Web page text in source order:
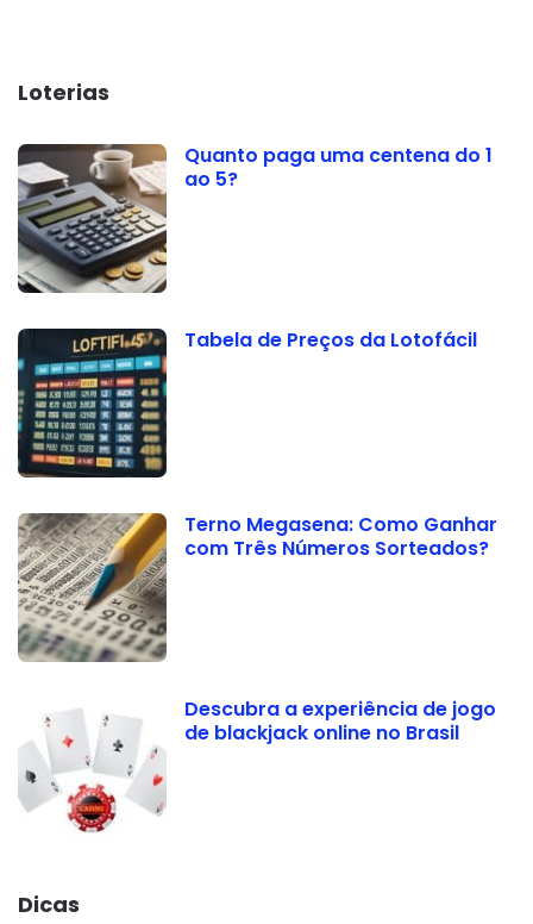
Loterias
Quanto paga uma centena do 1
ao 5?
Tabela de Preços da Lotofácil
Terno Megasena: Como Ganhar
com Três Números Sorteados?
Descubra a experiência de jogo
de blackjack online no Brasil
Dicas